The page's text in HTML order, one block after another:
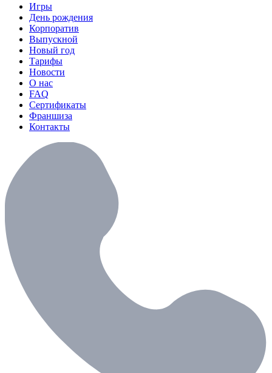
Игры
День рождения
Корпоратив
Выпускной
Новый год
Тарифы
Новости
О нас
FAQ
Сертификаты
Франшиза
Контакты